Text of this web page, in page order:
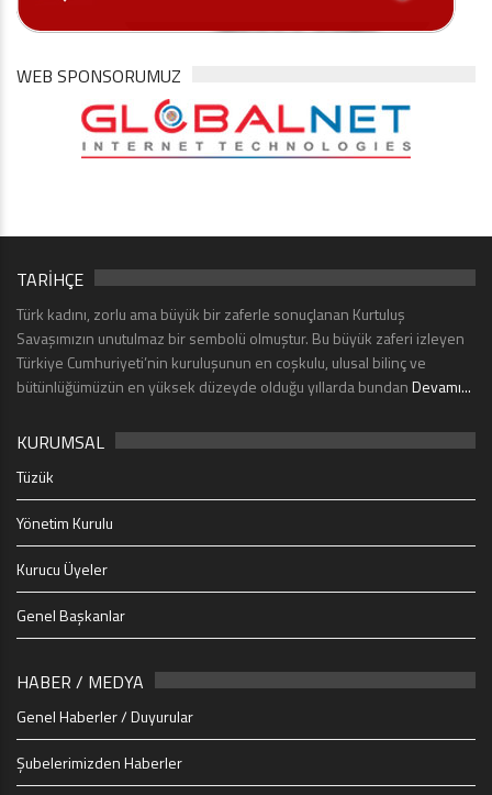
WEB SPONSORUMUZ
TARİHÇE
Türk kadını, zorlu ama büyük bir zaferle sonuçlanan Kurtuluş
Savaşımızın unutulmaz bir sembolü olmuştur. Bu büyük zaferi izleyen
Türkiye Cumhuriyeti’nin kuruluşunun en coşkulu, ulusal bilinç ve
bütünlüğümüzün en yüksek düzeyde olduğu yıllarda bundanDevamı...
KURUMSAL
Tüzük
Yönetim Kurulu
Kurucu Üyeler
Genel Başkanlar
HABER / MEDYA
Genel Haberler / Duyurular
Şubelerimizden Haberler